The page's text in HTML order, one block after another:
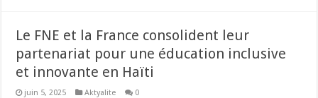
Le FNE et la France consolident leur
partenariat pour une éducation inclusive
et innovante en Haïti
juin 5, 2025 Aktyalite 0